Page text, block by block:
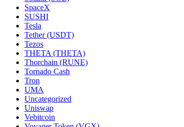
SpaceX
SUSHI
Tesla
Tether (USDT)
Tezos
THETA (THETA)
Thorchain (RUNE)
Tornado Cash
Tron
UMA
Uncategorized
Uniswap
Vebitcoin